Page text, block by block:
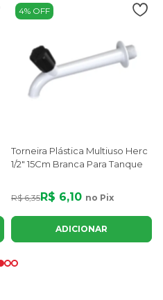
4% OFF
Torneira Plástica Multiuso Herc
1/2" 15Cm Branca Para Tanque
R$ 6,35 R$ 6,10 no Pix
ADICIONAR